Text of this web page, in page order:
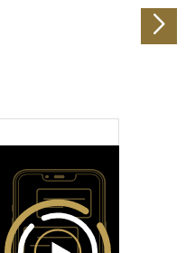
möglicherweise mit
ihnen bereitgestellt